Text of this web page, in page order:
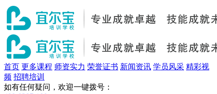
首页 更多课程 师资实力 荣誉证书 新闻资讯 学员风采 精彩视
频 招聘培训
如有任何疑问，欢迎一键拨号：